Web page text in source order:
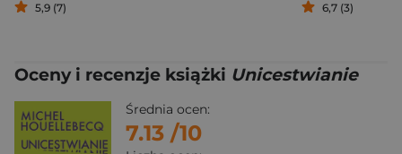
5,9 (7) 6,7 (3)
Oceny i recenzje książki Unicestwianie
Średnia ocen:
7.13 /10